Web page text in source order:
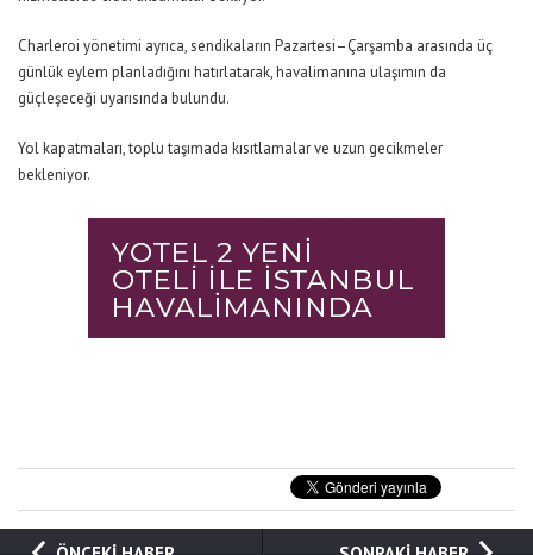
Charleroi yönetimi ayrıca, sendikaların Pazartesi–Çarşamba arasında üç
günlük eylem planladığını hatırlatarak, havalimanına ulaşımın da
güçleşeceği uyarısında bulundu.
Yol kapatmaları, toplu taşımada kısıtlamalar ve uzun gecikmeler
bekleniyor.